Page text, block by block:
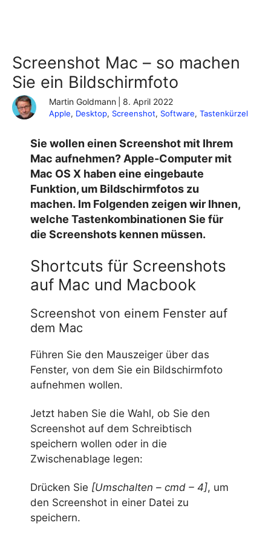
Screenshot Mac – so machen
Sie ein Bildschirmfoto
Martin Goldmann 8. April 2022
Apple, Desktop, Screenshot, Software, Tastenkürzel
Sie wollen einen Screenshot mit Ihrem
Mac aufnehmen? Apple-Computer mit
Mac OS X haben eine eingebaute
Funktion, um Bildschirmfotos zu
machen. Im Folgenden zeigen wir Ihnen,
welche Tastenkombinationen Sie für
die Screenshots kennen müssen.
Shortcuts für Screenshots
auf Mac und Macbook
Screenshot von einem Fenster auf
dem Mac
Führen Sie den Mauszeiger über das
Fenster, von dem Sie ein Bildschirmfoto
aufnehmen wollen.
Jetzt haben Sie die Wahl, ob Sie den
Screenshot auf dem Schreibtisch
speichern wollen oder in die
Zwischenablage legen:
Drücken Sie [Umschalten – cmd – 4], um
den Screenshot in einer Datei zu
speichern.